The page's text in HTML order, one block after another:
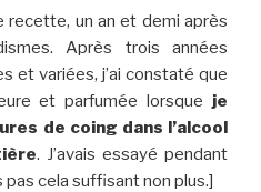
un an et demi après
Après trois années
et variées, j’ai constaté que
et parfumée lorsque je
de coing dans l’alcool
. J’avais essayé pendant
pas cela suffisant non plus.]